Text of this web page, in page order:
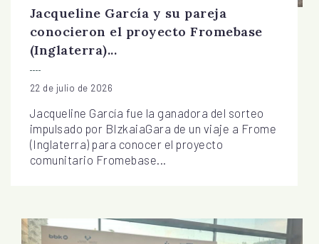
Jacqueline García y su pareja
conocieron el proyecto Fromebase
(Inglaterra)...
22 de julio de 2026
Jacqueline García fue la ganadora del sorteo
impulsado por BIzkaiaGara de un viaje a Frome
(Inglaterra) para conocer el proyecto
comunitario Fromebase...